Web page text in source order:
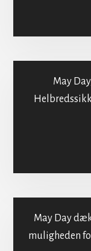
May
May Day
muligheden